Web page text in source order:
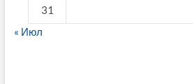
31
« Июл